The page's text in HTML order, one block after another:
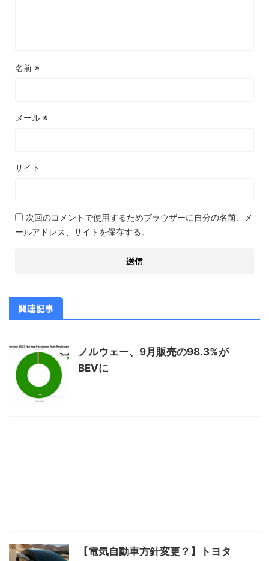
名前 ※
メール ※
サイト
次回のコメントで使用するためブラウザーに自分の名前、メ
ールアドレス、サイトを保存する。
関連記事
ノルウェー、9月販売の98.3%が
BEVに
【電気自動車方針変更？】トヨタ